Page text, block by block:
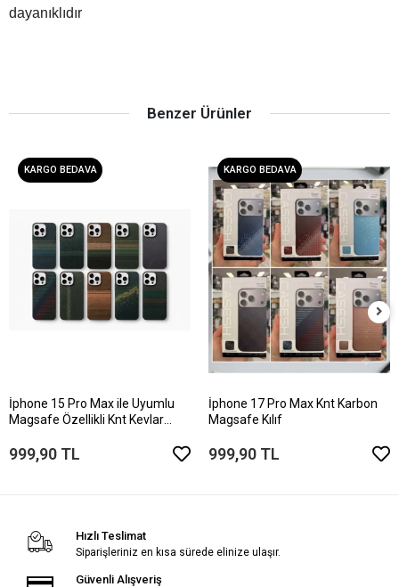
dayanıklıdır
Benzer Ürünler
KARGO BEDAVA
İphone 15 Pro Max ile Uyumlu
Magsafe Özellikli Knt Kevlar
999,90 TL
KARGO BEDAVA
İphone 17 Pro Max Knt Karbon
Magsafe Kılıf
999,90 TL
Hızlı Teslimat
Siparişleriniz en kısa sürede elinize ulaşır.
Güvenli Alışveriş